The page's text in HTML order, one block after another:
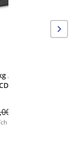
/ 1 g - 21,5
Kč
30 dní před